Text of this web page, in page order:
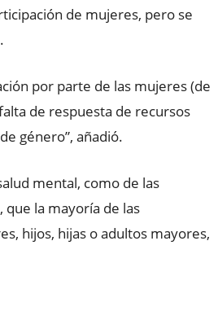
de mujeres, pero se
por parte de las mujeres (de
de respuesta de recursos
género”, añadió.
mental, como de las
la mayoría de las
hijos, hijas o adultos mayores,